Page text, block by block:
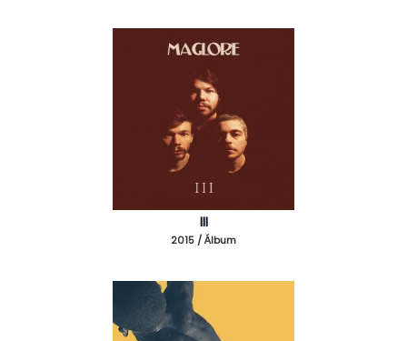
III
2015 / Álbum